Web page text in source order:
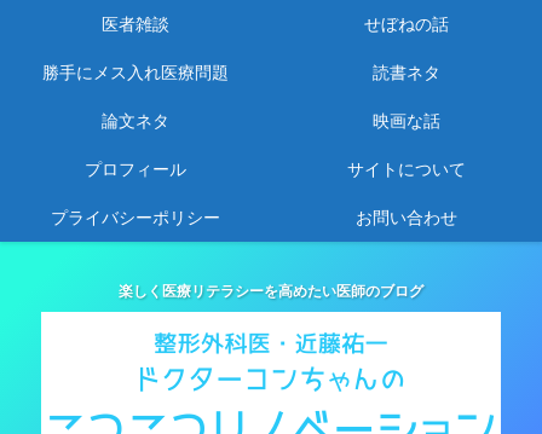
楽しく医療リテラシーを高めたい医師のブログ
医者雑談 せぼねの話
勝手にメス入れ医療問題 読書ネタ
論文ネタ 映画な話
プロフィール サイトについて
プライバシーポリシー お問い合わせ